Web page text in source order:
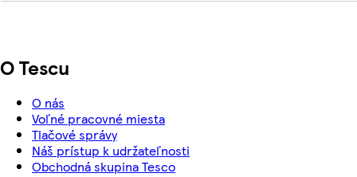
O Tescu
O nás
Voľné pracovné miesta
Tlačové správy
Náš prístup k udržateľnosti
Obchodná skupina Tesco